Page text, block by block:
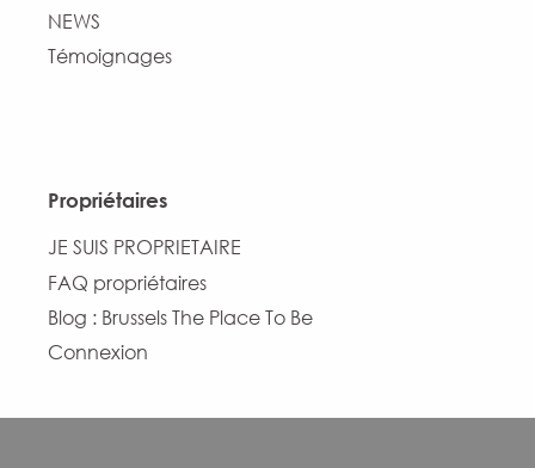
NEWS
Témoignages
Propriétaires
JE SUIS PROPRIETAIRE
FAQ propriétaires
Blog : Brussels The Place To Be
Connexion